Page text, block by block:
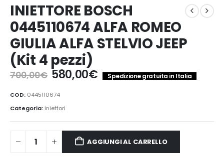
INIETTORE BOSCH
0445110674 ALFA ROMEO
GIULIA ALFA STELVIO JEEP
(Kit 4 pezzi)
700,00€ Il
prezzo
originale
era:
700,00€.
580,00€Il
prezzo
580,00€.
Spedizione gratuita in Italia
COD: 0445110674
Categoria: iniettori
AGGIUNGI AL CARRELLO